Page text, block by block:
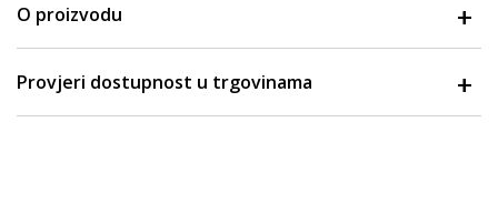
O proizvodu
Provjeri dostupnost u trgovinama